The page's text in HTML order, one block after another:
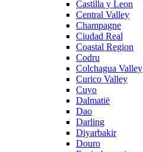
Castilla y Leon
Central Valley
Champagne
Ciudad Real
Coastal Region
Codru
Colchagua Valley
Curico Valley
Cuyo
Dalmatië
Dao
Darling
Diyarbakir
Douro